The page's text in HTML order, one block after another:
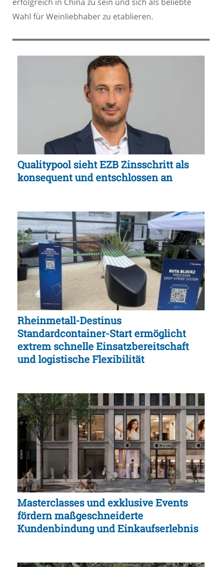
Wahl für Weinliebhaber zu etablieren.
Qualitypool sieht EZB Zinsschritt als
konsequent und entschlossen an
Rheinmetall-Destinus
Standardcontainer-Start ermöglicht
extrem schnelle Einsatzbereitschaft
und logistische Flexibilität
Masterclasses und exklusive Events
fördern maßgeschneiderte
Kundenbindung und Einkaufserlebnis